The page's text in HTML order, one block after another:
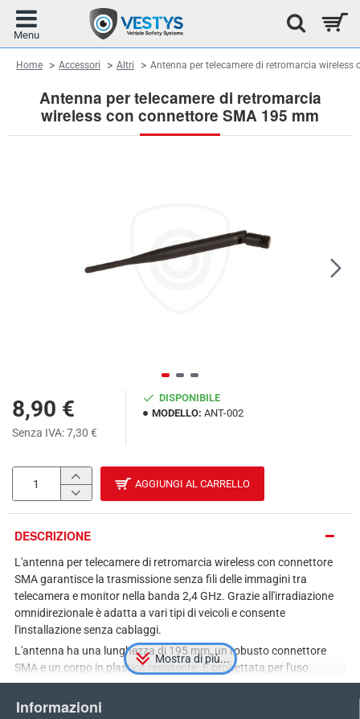
Antenna per telecamere di retromarcia
wireless con connettore SMA 195 mm
HomehomeAccessori Altri Antenna per telecamere di retromarcia wireless
8,90 €
Senza IVA: 7,30 €
DISPONIBILE
MODELLO: ANT-002
AGGIUNGI AL CARRELLO
DESCRIZIONE
L'antenna per telecamere di retromarcia wireless con connettore
SMA garantisce la trasmissione senza fili delle immagini tra
telecamera e monitor nella banda 2,4 GHz. Grazie all'irradiazione
omnidirezionale è adatta a vari tipi di veicoli e consente
l'installazione senza cablaggi.
L'antenna ha una lunghezza di 195 mm, un robusto connettore
SMA e un corpo in plastica resistente. È progettata per l'uso
esterno tutto l'anno ed è compatibile con sistemi di telecamere
wireless con connettore SMA.
Informazioni